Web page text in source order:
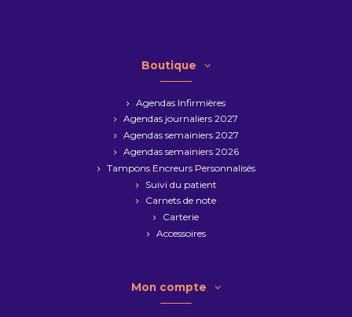
Boutique
Agendas Infirmières
Agendas journaliers 2027
Agendas semainiers 2027
Agendas semainiers 2026
Tampons Encreurs Personnalisés
Suivi du patient
Carnets de note
Carterie
Accessoires
Mon compte